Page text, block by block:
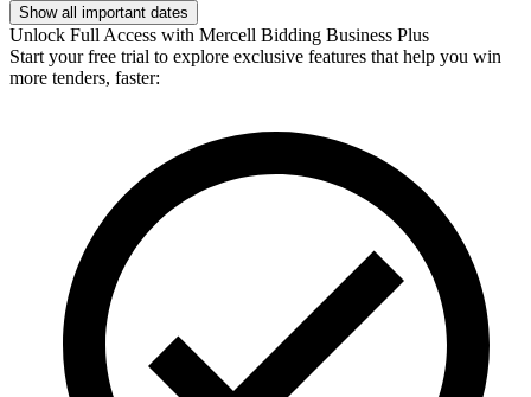
Show all important dates
Unlock Full Access with Mercell Bidding Business Plus
Start your free trial to explore exclusive features that help you win
more tenders, faster: